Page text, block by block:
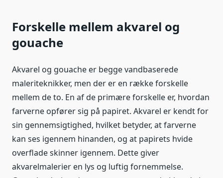
Forskelle mellem akvarel og
gouache
Akvarel og gouache er begge vandbaserede
maleriteknikker, men der er en række forskelle
mellem de to. En af de primære forskelle er, hvordan
farverne opfører sig på papiret. Akvarel er kendt for
sin gennemsigtighed, hvilket betyder, at farverne
kan ses igennem hinanden, og at papirets hvide
overflade skinner igennem. Dette giver
akvarelmalerier en lys og luftig fornemmelse.